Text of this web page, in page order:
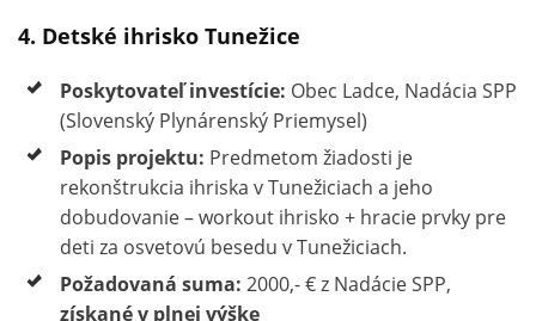
4. Detské ihrisko Tunežice
Poskytovateľ investície: Obec Ladce, Nadácia SPP
(Slovenský Plynárenský Priemysel)
Popis projektu: Predmetom žiadosti je
rekonštrukcia ihriska v Tunežiciach a jeho
dobudovanie – workout ihrisko + hracie prvky pre
deti za osvetovú besedu v Tunežiciach.
Požadovaná suma: 2000,- € z Nadácie SPP,
získané v plnej výške